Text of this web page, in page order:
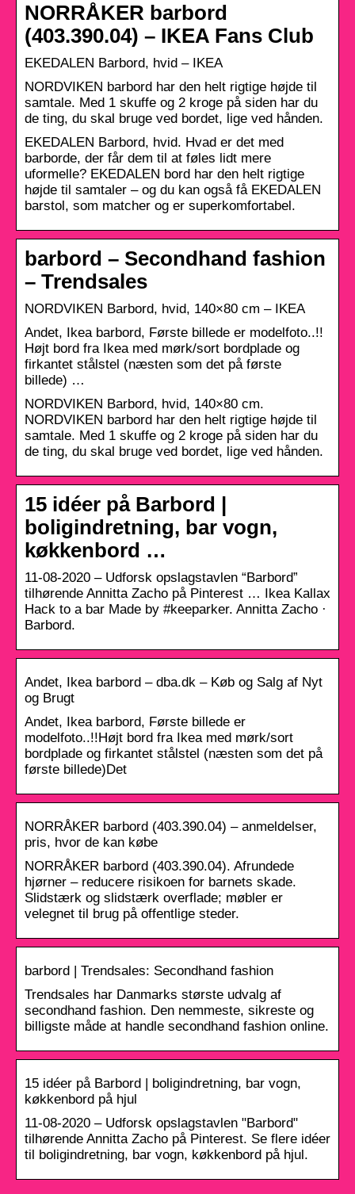
NORRÅKER barbord
(403.390.04) – IKEA Fans Club
EKEDALEN Barbord, hvid – IKEA
NORDVIKEN barbord har den helt rigtige højde til
samtale. Med 1 skuffe og 2 kroge på siden har du
de ting, du skal bruge ved bordet, lige ved hånden.
EKEDALEN Barbord, hvid. Hvad er det med
barborde, der får dem til at føles lidt mere
uformelle? EKEDALEN bord har den helt rigtige
højde til samtaler – og du kan også få EKEDALEN
barstol, som matcher og er superkomfortabel.
barbord – Secondhand fashion
– Trendsales
NORDVIKEN Barbord, hvid, 140×80 cm – IKEA
Andet, Ikea barbord, Første billede er modelfoto..!!
Højt bord fra Ikea med mørk/sort bordplade og
firkantet stålstel (næsten som det på første
billede) …
NORDVIKEN Barbord, hvid, 140×80 cm.
NORDVIKEN barbord har den helt rigtige højde til
samtale. Med 1 skuffe og 2 kroge på siden har du
de ting, du skal bruge ved bordet, lige ved hånden.
15 idéer på Barbord |
boligindretning, bar vogn,
køkkenbord …
11-08-2020 – Udforsk opslagstavlen “Barbord”
tilhørende Annitta Zacho på Pinterest … Ikea Kallax
Hack to a bar Made by #keeparker. Annitta Zacho ·
Barbord.
Andet, Ikea barbord – dba.dk – Køb og Salg af Nyt
og Brugt
Andet, Ikea barbord, Første billede er
modelfoto..!!Højt bord fra Ikea med mørk/sort
bordplade og firkantet stålstel (næsten som det på
første billede)Det
NORRÅKER barbord (403.390.04) – anmeldelser,
pris, hvor de kan købe
NORRÅKER barbord (403.390.04). Afrundede
hjørner – reducere risikoen for barnets skade.
Slidstærk og slidstærk overflade; møbler er
velegnet til brug på offentlige steder.
barbord | Trendsales: Secondhand fashion
Trendsales har Danmarks største udvalg af
secondhand fashion. Den nemmeste, sikreste og
billigste måde at handle secondhand fashion online.
15 idéer på Barbord | boligindretning, bar vogn,
køkkenbord på hjul
11-08-2020 – Udforsk opslagstavlen "Barbord"
tilhørende Annitta Zacho på Pinterest. Se flere idéer
til boligindretning, bar vogn, køkkenbord på hjul.